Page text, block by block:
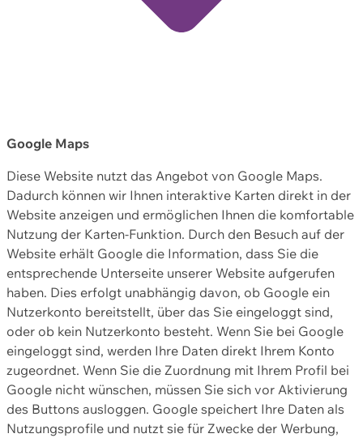
Google Maps
Diese Website nutzt das Angebot von Google Maps.
Dadurch können wir Ihnen interaktive Karten direkt in der
Website anzeigen und ermöglichen Ihnen die komfortable
Nutzung der Karten-Funktion. Durch den Besuch auf der
Website erhält Google die Information, dass Sie die
entsprechende Unterseite unserer Website aufgerufen
haben. Dies erfolgt unabhängig davon, ob Google ein
Nutzerkonto bereitstellt, über das Sie eingeloggt sind,
oder ob kein Nutzerkonto besteht. Wenn Sie bei Google
eingeloggt sind, werden Ihre Daten direkt Ihrem Konto
zugeordnet. Wenn Sie die Zuordnung mit Ihrem Profil bei
Google nicht wünschen, müssen Sie sich vor Aktivierung
des Buttons ausloggen. Google speichert Ihre Daten als
Nutzungsprofile und nutzt sie für Zwecke der Werbung,